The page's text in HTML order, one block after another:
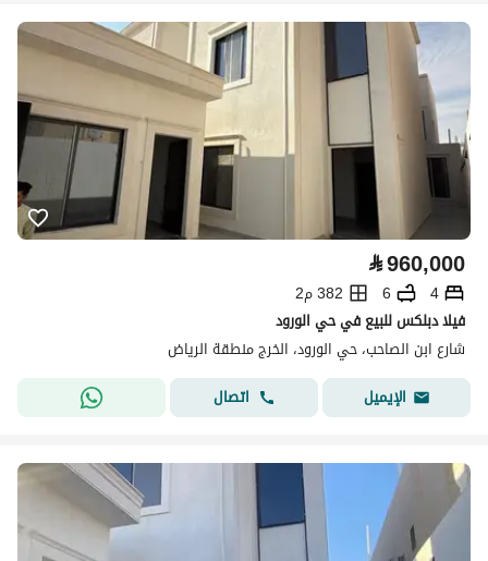
⃁960,000
4
6
382 م2
فيلا دبلكس للبيع في حي الورود
شارع ابن الصاحب، حي الورود، الخرج منطقة الرياض
الإيميل
اتصال